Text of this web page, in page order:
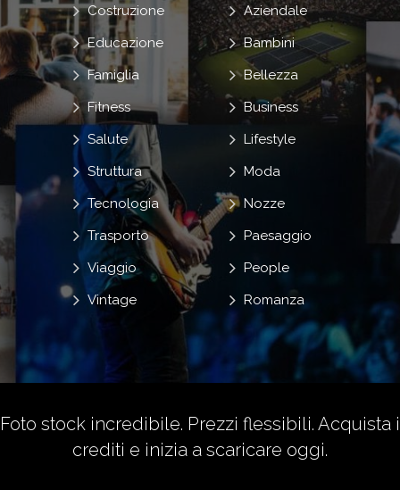
Aziendale
Bambini
Bellezza
Business
Costruzione
Educazione
Famiglia
Fitness
Lifestyle
Moda
Nozze
Paesaggio
People
Romanza
Salute
Struttura
Tecnologia
Trasporto
Viaggio
Vintage
Foto stock incredibile. Prezzi flessibili. Acquista i
crediti e inizia a scaricare oggi.